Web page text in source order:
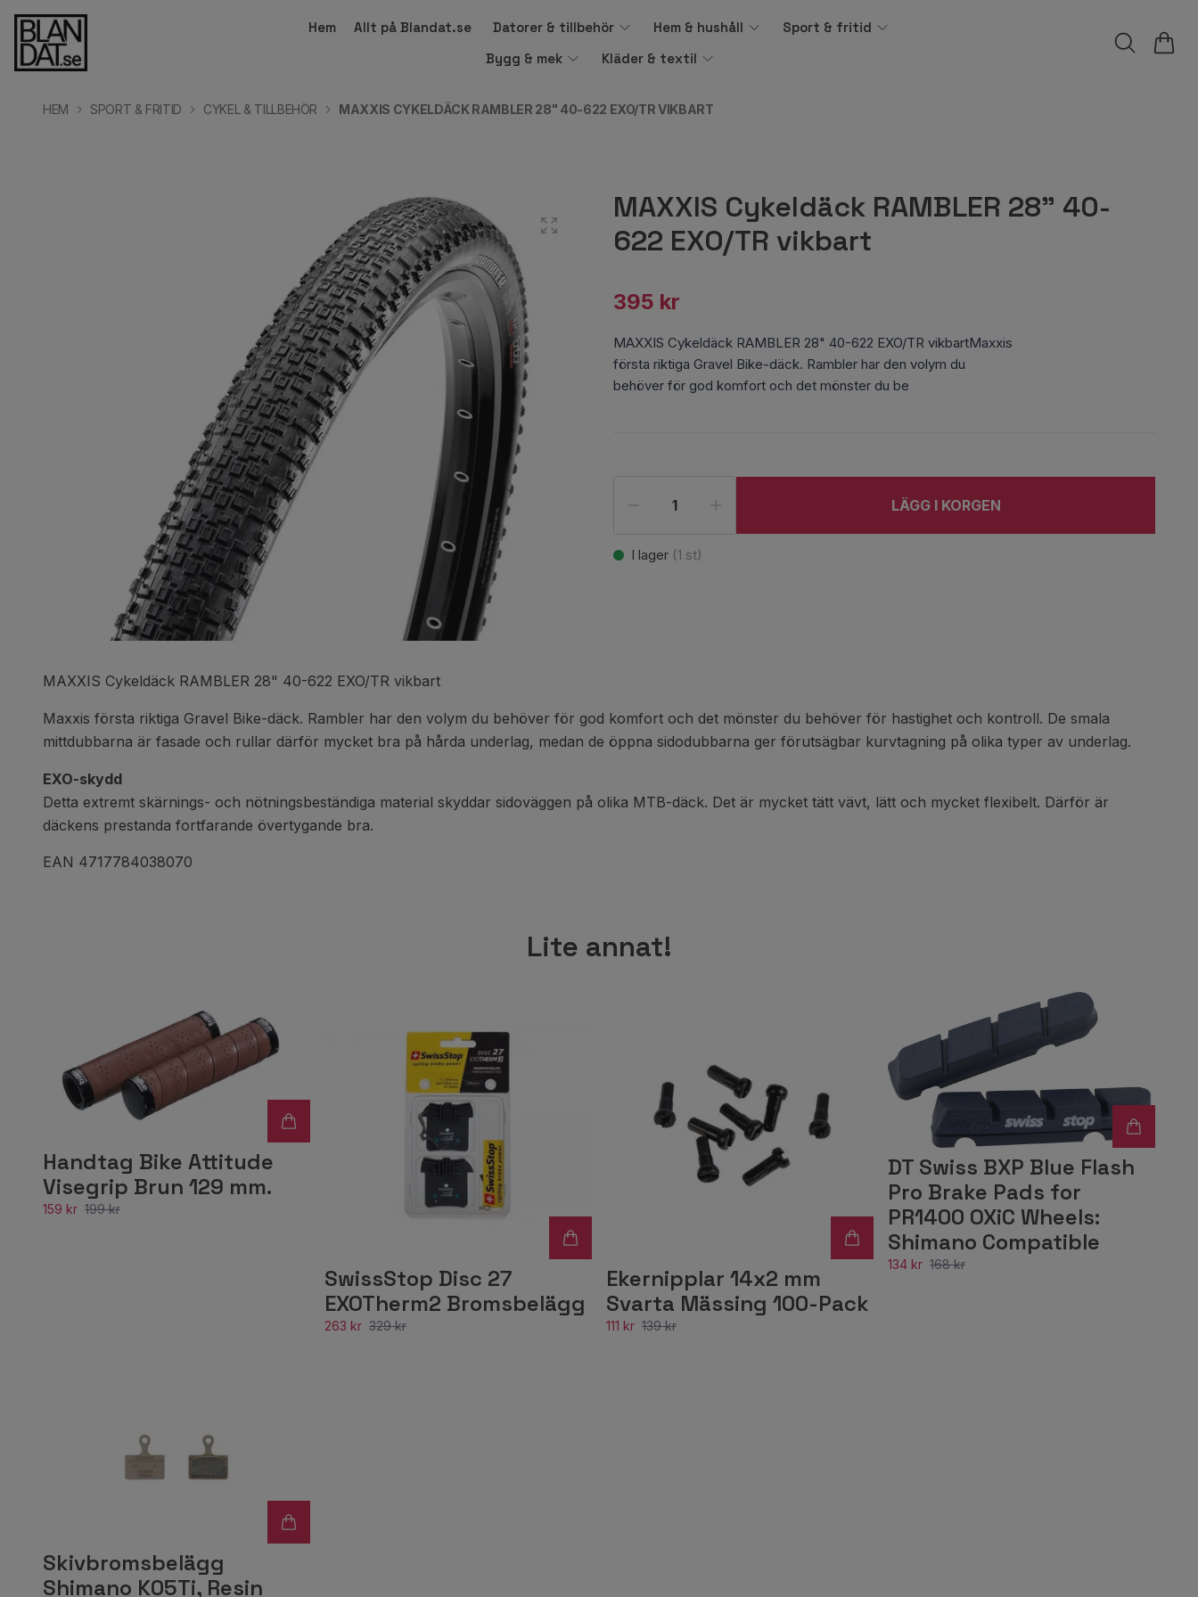
Hem Allt på Blandat.se Datorer & tillbehör Hem & hushåll
Sport & fritid
Bygg & mek
Kläder & textil
HEM SPORT & FRITID CYKEL & TILLBEHÖR MAXXIS CYKELDÄCK RAMBLER 28" 40-622 EXO/TR VIKBART
MAXXIS Cykeldäck RAMBLER 28" 40-
622 EXO/TR vikbart
395 kr
MAXXIS Cykeldäck RAMBLER 28" 40-622 EXO/TR vikbartMaxxis
första riktiga Gravel Bike-däck. Rambler har den volym du
behöver för god komfort och det mönster du be
LÄGG I KORGEN
I lager (1 st)
MAXXIS Cykeldäck RAMBLER 28" 40-622 EXO/TR vikbart
Maxxis första riktiga Gravel Bike-däck. Rambler har den volym du behöver för god komfort och det mönster du behöver för hastighet och kontroll. De smala
mittdubbarna är fasade och rullar därför mycket bra på hårda underlag, medan de öppna sidodubbarna ger förutsägbar kurvtagning på olika typer av underlag.
EXO-skydd
Detta extremt skärnings- och nötningsbeständiga material skyddar sidoväggen på olika MTB-däck. Det är mycket tätt vävt, lätt och mycket flexibelt. Därför är
däckens prestanda fortfarande övertygande bra.
EAN 4717784038070
Lite annat!
Handtag Bike Attitude
Visegrip Brun 129 mm.
159 kr 199 kr
SwissStop Disc 27
EXOTherm2 Bromsbelägg
263 kr 329 kr
Ekernipplar 14x2 mm
Svarta Mässing 100-Pack
111 kr 139 kr
DT Swiss BXP Blue Flash
Pro Brake Pads for
PR1400 OXiC Wheels:
Shimano Compatible
134 kr 168 kr
Skivbromsbelägg
Shimano K05Ti, Resin